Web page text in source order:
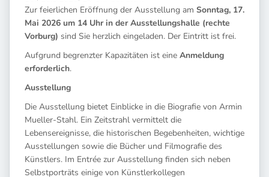
Zur feierlichen Eröffnung der Ausstellung am Sonntag, 17.
Mai 2026 um 14 Uhr in der Ausstellungshalle (rechte
Vorburg) sind Sie herzlich eingeladen. Der Eintritt ist frei.
Aufgrund begrenzter Kapazitäten ist eine Anmeldung
erforderlich.
Ausstellung
Die Ausstellung bietet Einblicke in die Biografie von Armin
Mueller-Stahl. Ein Zeitstrahl vermittelt die
Lebensereignisse, die historischen Begebenheiten, wichtige
Ausstellungen sowie die Bücher und Filmografie des
Künstlers. Im Entrée zur Ausstellung finden sich neben
Selbstporträts einige von Künstlerkollegen